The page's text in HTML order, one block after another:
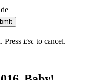
Press Esc to cancel.